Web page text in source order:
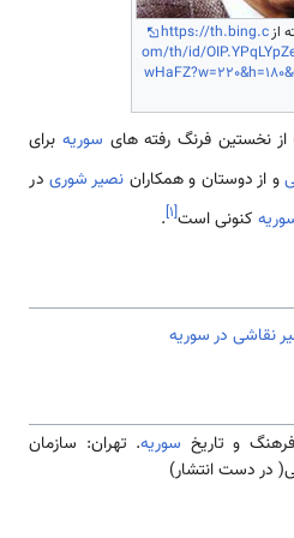
ازhttps://th.bing.c
om/th/id/
سوریه برای
و از دوستان و همکاران نصیر شوری در
کنونی است[۱]
.
نقاشی در سوریه
سوریه. تهران: سازمان
در دست انتشار)